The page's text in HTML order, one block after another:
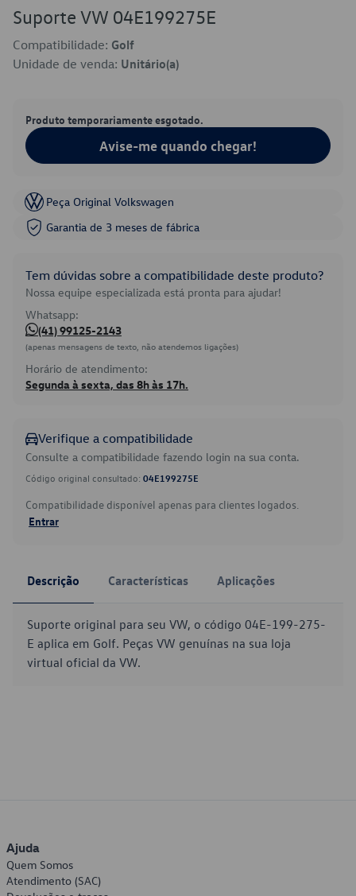
Suporte VW 04E199275E
Compatibilidade: Golf
Unidade de venda: Unitário(a)
Produto temporariamente esgotado.
Avise-me quando chegar!
Peça Original Volkswagen
Garantia de 3 meses de fábrica
Tem dúvidas sobre a compatibilidade deste produto?
Nossa equipe especializada está pronta para ajudar!
Whatsapp:
(41) 99125-2143
(apenas mensagens de texto, não atendemos ligações)
Horário de atendimento:
Segunda à sexta, das 8h às 17h.
Verifique a compatibilidade
Consulte a compatibilidade fazendo login na sua conta.
Código original consultado: 04E199275E
Compatibilidade disponível apenas para clientes logados.
Entrar
Descrição Características Aplicações
Suporte original para seu VW, o código 04E-199-275-
E aplica em Golf. Peças VW genuínas na sua loja
virtual oficial da VW.
Ajuda
Quem Somos
Atendimento (SAC)